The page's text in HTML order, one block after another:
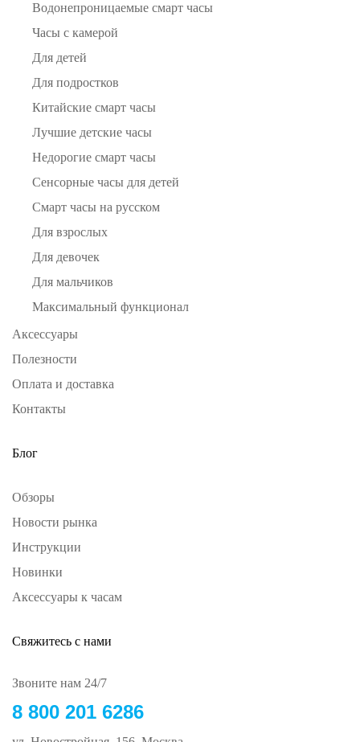
Водонепроницаемые смарт часы
Часы с камерой
Для детей
Для подростков
Китайские смарт часы
Лучшие детские часы
Недорогие смарт часы
Сенсорные часы для детей
Смарт часы на русском
Для взрослых
Для девочек
Для мальчиков
Максимальный функционал
Аксессуары
Полезности
Оплата и доставка
Контакты
Блог
Обзоры
Новости рынка
Инструкции
Новинки
Аксессуары к часам
Свяжитесь с нами
Звоните нам 24/7
8 800 201 6286